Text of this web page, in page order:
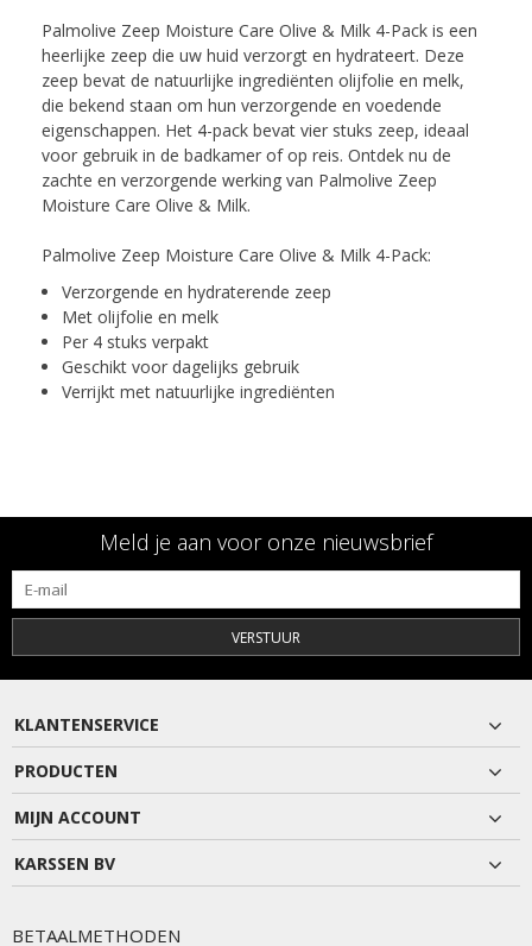
Palmolive Zeep Moisture Care Olive & Milk 4-Pack is een
heerlijke zeep die uw huid verzorgt en hydrateert. Deze
zeep bevat de natuurlijke ingrediënten olijfolie en melk,
die bekend staan om hun verzorgende en voedende
eigenschappen. Het 4-pack bevat vier stuks zeep, ideaal
voor gebruik in de badkamer of op reis. Ontdek nu de
zachte en verzorgende werking van Palmolive Zeep
Moisture Care Olive & Milk.
Palmolive Zeep Moisture Care Olive & Milk 4-Pack:
Verzorgende en hydraterende zeep
Met olijfolie en melk
Per 4 stuks verpakt
Geschikt voor dagelijks gebruik
Verrijkt met natuurlijke ingrediënten
Meld je aan voor onze nieuwsbrief
VERSTUUR
KLANTENSERVICE
PRODUCTEN
MIJN ACCOUNT
KARSSEN BV
BETAALMETHODEN